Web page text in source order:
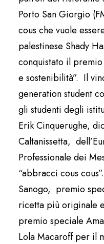
Porto San Giorgio
cous che vuole
palestinese Shady
conquistato il
e sostenibilità”. Il
generation student
gli studenti degli
Erik Cinquerughe,
Caltanissetta,
Professionale dei
“abbracci cous
Sanogo, premio
ricetta più originale
premio speciale
Lola Macaroff per il